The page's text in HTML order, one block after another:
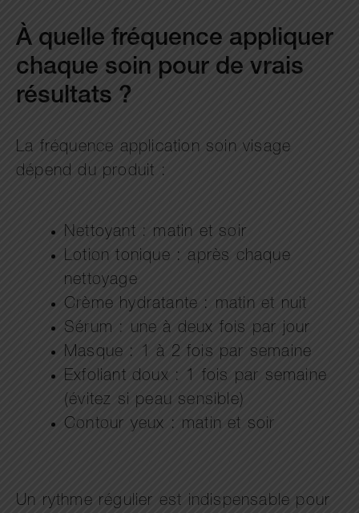
À quelle fréquence appliquer
chaque soin pour de vrais
résultats ?
La fréquence application soin visage
dépend du produit :
Nettoyant : matin et soir
Lotion tonique : après chaque
nettoyage
Crème hydratante : matin et nuit
Sérum : une à deux fois par jour
Masque : 1 à 2 fois par semaine
Exfoliant doux : 1 fois par semaine
(évitez si peau sensible)
Contour yeux : matin et soir
Un rythme régulier est indispensable pour